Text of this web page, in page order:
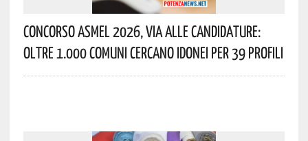
Concorso Asmel 2026, Via Alle Candidature:
Oltre 1.000 Comuni Cercano Idonei Per 39 Profili